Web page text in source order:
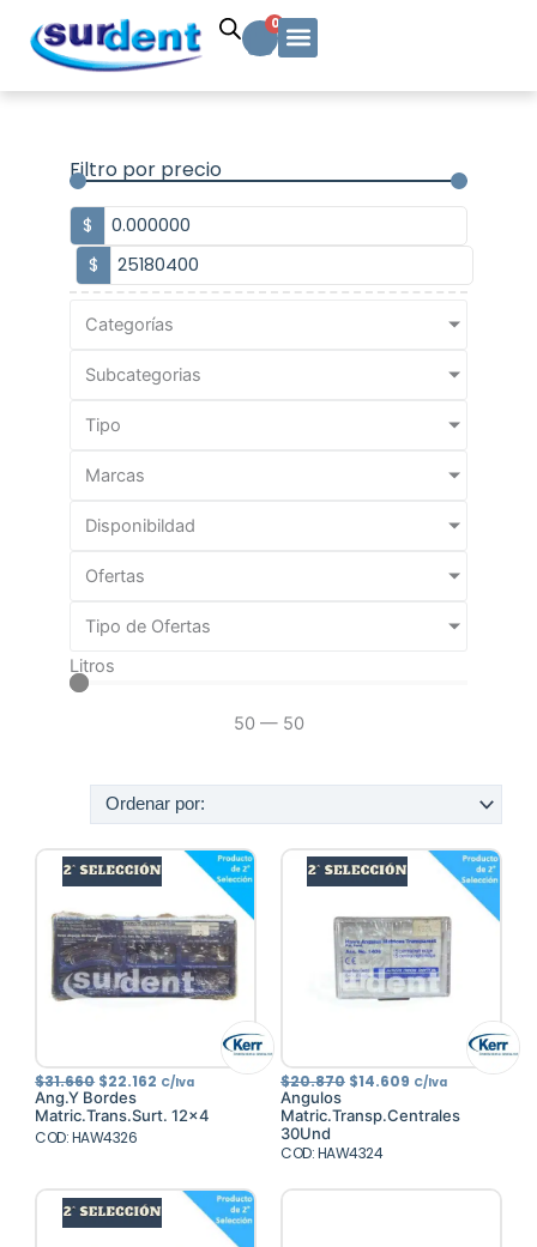
contenido
0
Carrito
Filtro por precio
$
$
Categorías
Subcategorias
Tipo
Marcas
Disponibildad
Ofertas
Tipo de Ofertas
Litros
50 — 50
$31.660 El
precio
original
era:
$31.660.
$22.162 El
precio
actual
es:
C/Iva
Ang.Y Bordes
Matric.Trans.Surt. 12x4
COD: HAW4326
$20.870 El
precio
original
era:
$14.609 El
precio
actual
es:
C/Iva
Angulos
Matric.Transp.Centrales
30Und
COD: HAW4324